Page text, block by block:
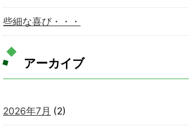
些細な喜び・・・
アーカイブ
2026年7月 (2)